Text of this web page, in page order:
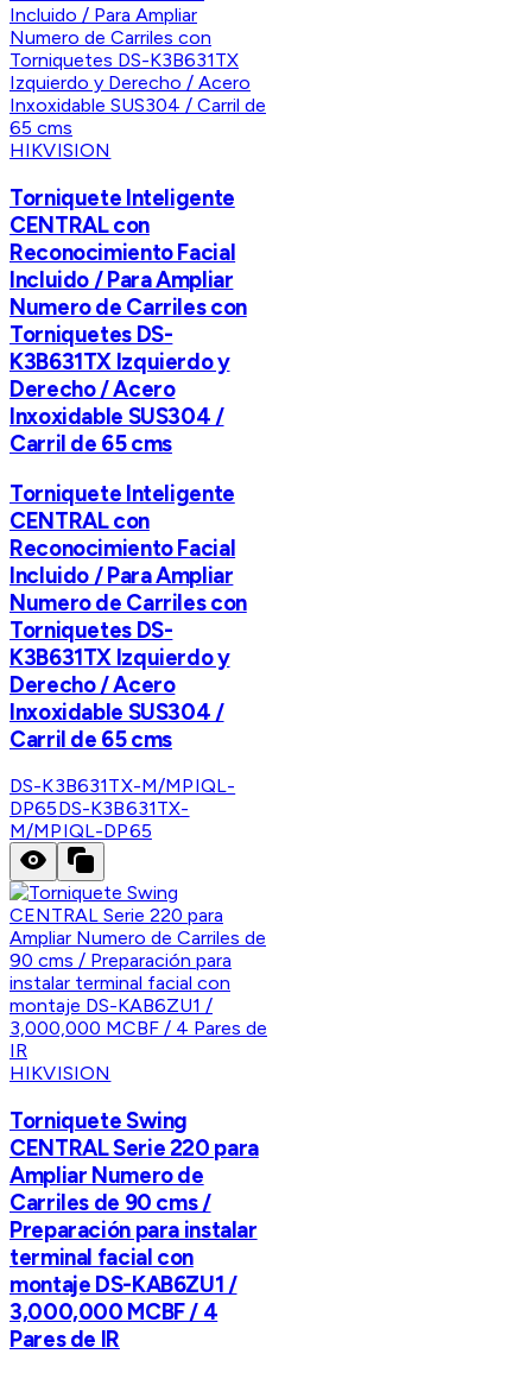
HIKVISION
Torniquete Inteligente
CENTRAL con
Reconocimiento Facial
Incluido / Para Ampliar
Numero de Carriles con
Torniquetes DS-
K3B631TX Izquierdo y
Derecho / Acero
Inxoxidable SUS304 /
Carril de 65 cms
Torniquete Inteligente
CENTRAL con
Reconocimiento Facial
Incluido / Para Ampliar
Numero de Carriles con
Torniquetes DS-
K3B631TX Izquierdo y
Derecho / Acero
Inxoxidable SUS304 /
Carril de 65 cms
DS-K3B631TX-M/MPIQL-
DP65DS-K3B631TX-
M/MPIQL-DP65
HIKVISION
Torniquete Swing
CENTRAL Serie 220 para
Ampliar Numero de
Carriles de 90 cms /
Preparación para instalar
terminal facial con
montaje DS-KAB6ZU1 /
3,000,000 MCBF / 4
Pares de IR